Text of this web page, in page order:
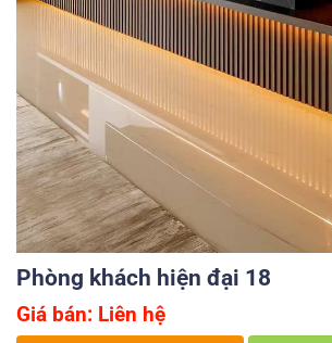
Phòng khách hiện đại 18
Giá bán: Liên hệ